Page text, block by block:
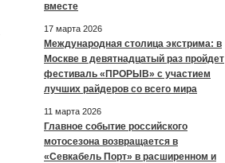
вместе
17 марта 2026
Международная столица экстрима: в
Москве в девятнадцатый раз пройдет
фестиваль «ПРОРЫВ» с участием
лучших райдеров со всего мира
11 марта 2026
Главное событие российского
мотосезона возвращается в
«Севкабель Порт» в расширенном и